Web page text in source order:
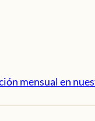
mensual en